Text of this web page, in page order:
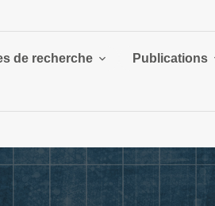
de recherche Publications